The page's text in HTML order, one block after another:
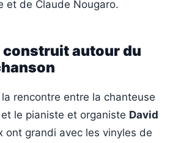
et de Claude Nougaro.
construit autour du
rencontre entre la chanteuse
et le pianiste et organiste David
ont grandi avec les vinyles de